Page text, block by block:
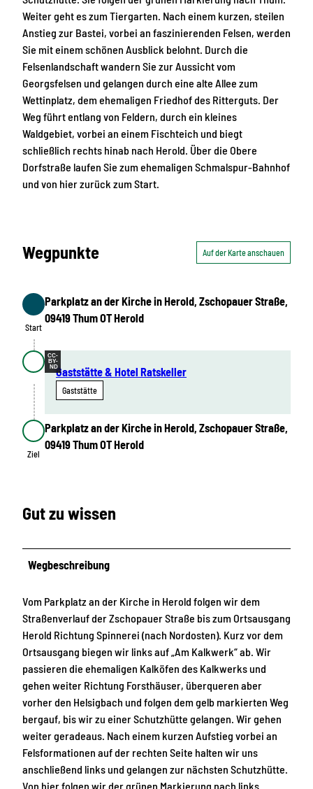
Weiter geht es zum Tiergarten. Nach einem kurzen, steilen
Anstieg zur Bastei, vorbei an faszinierenden Felsen, werden
Sie mit einem schönen Ausblick belohnt. Durch die
Felsenlandschaft wandern Sie zur Aussicht vom
Georgsfelsen und gelangen durch eine alte Allee zum
Wettinplatz, dem ehemaligen Friedhof des Ritterguts. Der
Weg führt entlang von Feldern, durch ein kleines
Waldgebiet, vorbei an einem Fischteich und biegt
schließlich rechts hinab nach Herold. Über die Obere
Dorfstraße laufen Sie zum ehemaligen Schmalspur-Bahnhof
und von hier zurück zum Start.
Wegpunkte Auf der Karte anschauen
Start
Start
Parkplatz an der Kirche in Herold, Zschopauer Straße,
09419 Thum OT Herold
CC-
BY-
NDGaststätte & Hotel Ratskeller
Gaststätte
Ziel
Ziel
Parkplatz an der Kirche in Herold, Zschopauer Straße,
09419 Thum OT Herold
Gut zu wissen
Wegbeschreibung
Vom Parkplatz an der Kirche in Herold folgen wir dem
Straßenverlauf der Zschopauer Straße bis zum Ortsausgang
Herold Richtung Spinnerei (nach Nordosten). Kurz vor dem
Ortsausgang biegen wir links auf „Am Kalkwerk“ ab. Wir
passieren die ehemaligen Kalköfen des Kalkwerks und
gehen weiter Richtung Forsthäuser, überqueren aber
vorher den Helsigbach und folgen dem gelb markierten Weg
bergauf, bis wir zu einer Schutzhütte gelangen. Wir gehen
weiter geradeaus. Nach einem kurzen Aufstieg vorbei an
Felsformationen auf der rechten Seite halten wir uns
anschließend links und gelangen zur nächsten Schutzhütte.
Von hier folgen wir der grünen Markierung nach links